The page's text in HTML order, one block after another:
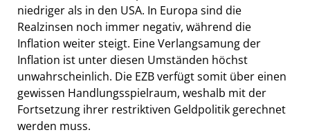
niedriger als in den USA. In Europa sind die
Realzinsen noch immer negativ, während die
Inflation weiter steigt. Eine Verlangsamung der
Inflation ist unter diesen Umständen höchst
unwahrscheinlich. Die EZB verfügt somit über einen
gewissen Handlungsspielraum, weshalb mit der
Fortsetzung ihrer restriktiven Geldpolitik gerechnet
werden muss.